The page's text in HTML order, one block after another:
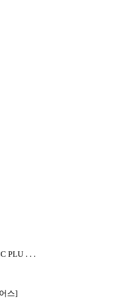
PLU . . .
스]